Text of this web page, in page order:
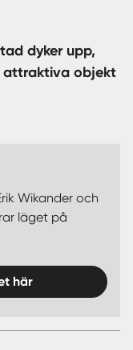
dyker upp,
attraktiva objekt
Wikander och
läget på
här